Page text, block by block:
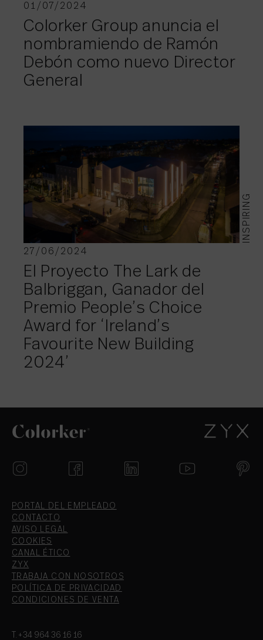
01/07/2024
Colorker Group anuncia el
nombramiendo de Ramón
Debón como nuevo Director
General
INSPIRING
27/06/2024
El Proyecto The Lark de
Balbriggan, Ganador del
Premio People’s Choice
Award for ‘Ireland’s
Favourite New Building
2024’
PORTAL DEL EMPLEADO
CONTACTO
AVISO LEGAL
COOKIES
CANAL ÉTICO
ZYX
TRABAJA CON NOSOTROS
POLÍTICA DE PRIVACIDAD
CONDICIONES DE VENTA
T.+34 964 36 16 16